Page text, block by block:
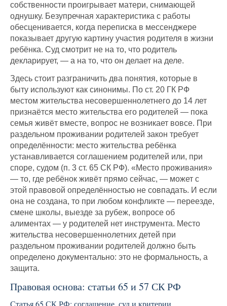
собственности проигрывает матери, снимающей
однушку. Безупречная характеристика с работы
обесценивается, когда переписка в мессенджере
показывает другую картину участия родителя в жизни
ребёнка. Суд смотрит не на то, что родитель
декларирует, — а на то, что он делает на деле.
Здесь стоит разграничить два понятия, которые в
быту используют как синонимы. По ст. 20 ГК РФ
местом жительства несовершеннолетнего до 14 лет
признаётся место жительства его родителей — пока
семья живёт вместе, вопрос не возникает вовсе. При
раздельном проживании родителей закон требует
определённости: место жительства ребёнка
устанавливается соглашением родителей или, при
споре, судом (п. 3 ст. 65 СК РФ). «Место проживания»
— то, где ребёнок живёт прямо сейчас, — может с
этой правовой определённостью не совпадать. И если
она не создана, то при любом конфликте — переезде,
смене школы, выезде за рубеж, вопросе об
алиментах — у родителей нет инструмента. Место
жительства несовершеннолетних детей при
раздельном проживании родителей должно быть
определено документально: это не формальность, а
защита.
Правовая основа: статьи 65 и 57 СК РФ
Статья 65 СК РФ: соглашение, суд и критерии